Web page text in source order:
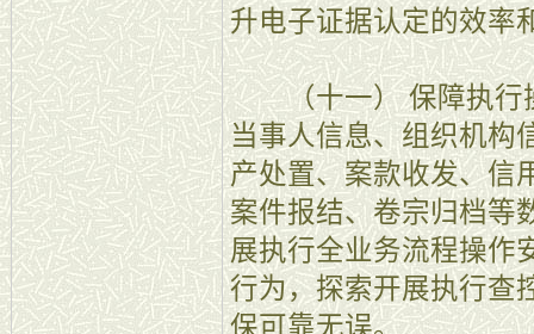
升电子证据认定的效率
（十一） 保障执行操
当事人信息、组织机构
产处置、案款收发、信
案件报结、卷宗归档等
展执行全业务流程操作
行为，探索开展执行查
保可靠无误。